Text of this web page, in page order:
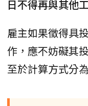
日不得再與其他
雇主如果徵得具
作，應不妨礙其
至於計算方式分